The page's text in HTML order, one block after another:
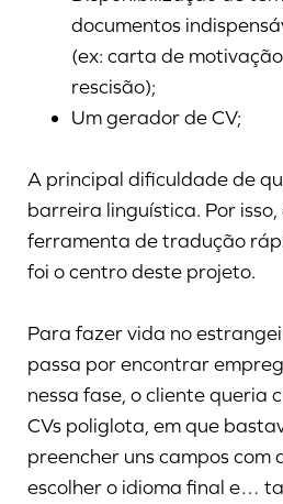
documentos
(ex: carta de
rescisão);
Um gerador de CV;
A principal dificuldade de
barreira linguística. Por
ferramenta de tradução
foi o centro deste projeto.
Para fazer vida no
passa por encontrar
nessa fase, o cliente queria
CVs poliglota, em que
preencher uns campos com
escolher o idioma final e…